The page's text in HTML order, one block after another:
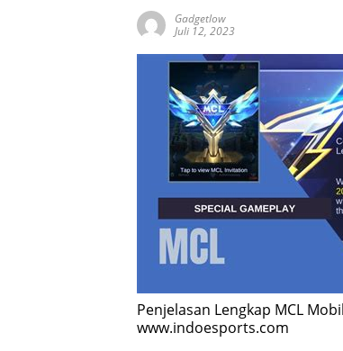
Gadgetlow
Juli 12, 2023
Penjelasan Lengkap MCL
www.indoesports.com